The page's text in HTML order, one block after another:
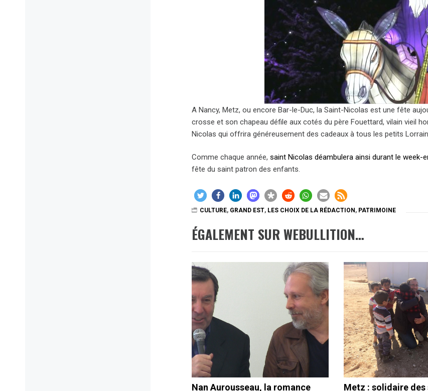
A Nancy, Metz, ou encore Bar-le-Duc, la Saint-Nicolas est une fête
crosse et son chapeau défile aux cotés du père Fouettard, vilain vieil
Nicolas qui offrira généreusement des cadeaux à tous les petits
Comme chaque année,saint Nicolas déambulera ainsi durant le week-
fête du saint patron des enfants.
CULTURE, GRAND EST, LES CHOIX DE LA RÉDACTION , PATRIMOINE
ÉGALEMENT SUR WEBULLITION…
Nan Aurousseau, la romance Metz : solidaire des